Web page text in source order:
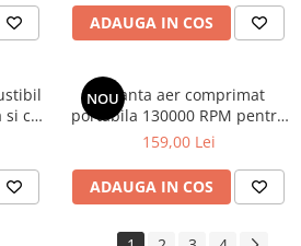
ADAUGA IN COS
cot
NOU
Suflanta aer comprimat
portabila 130000 RPM pentru
curatare PC, laptop si auto
159,00 Lei
ADAUGA IN COS